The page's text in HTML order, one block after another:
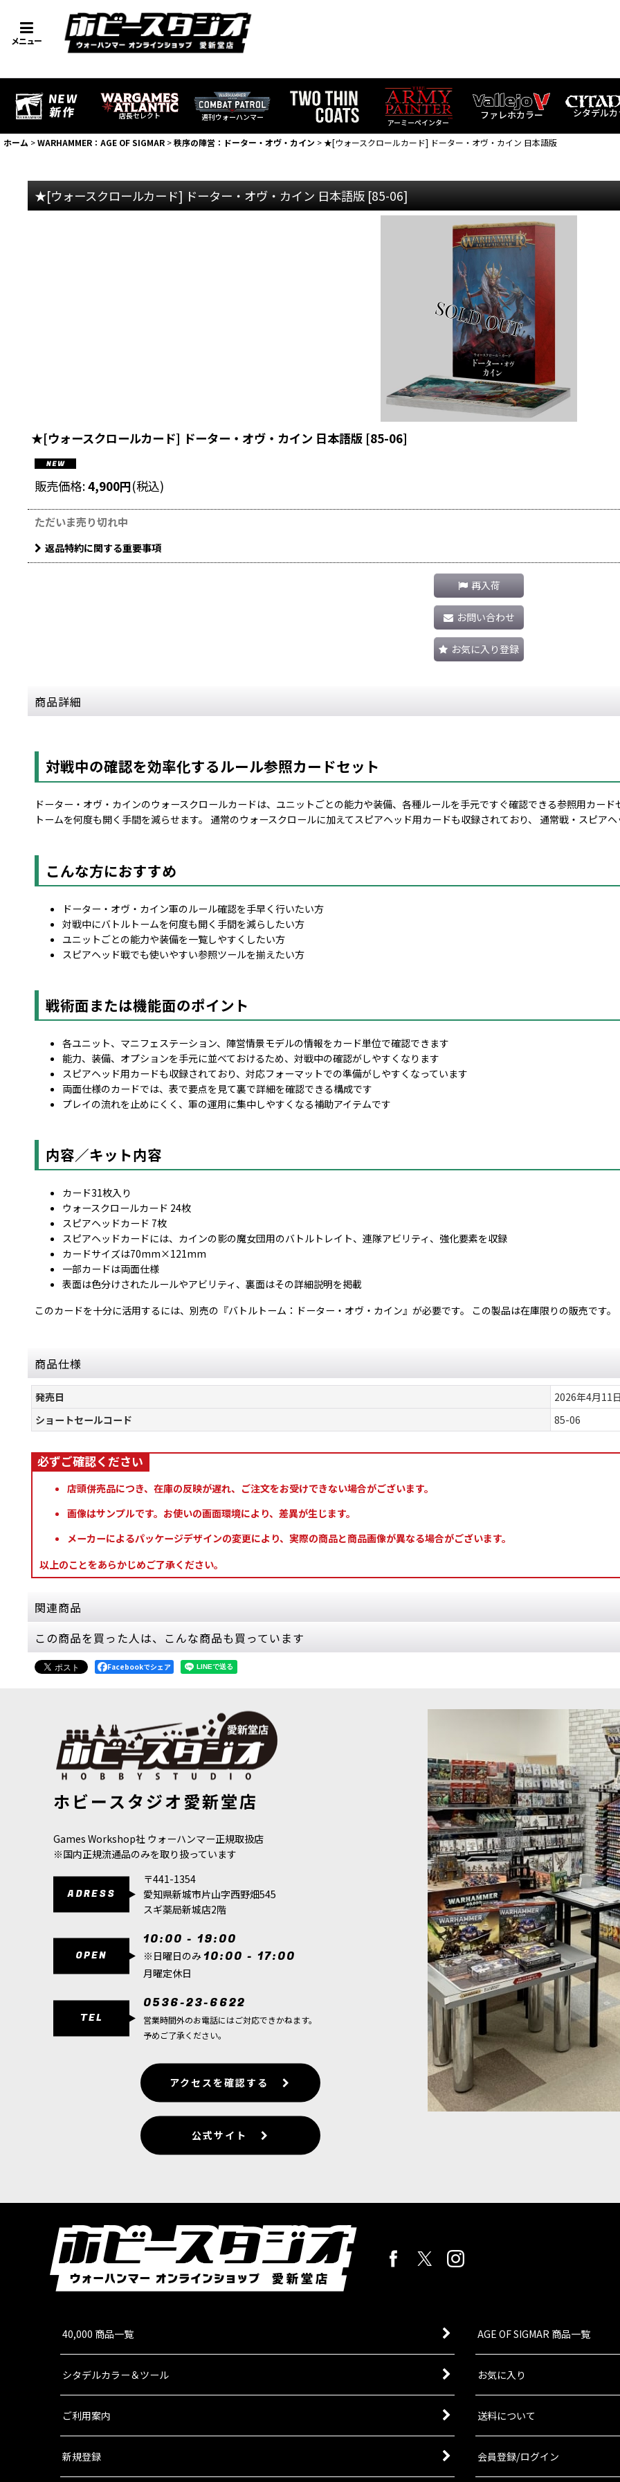
メニュー
店長セレクト 週刊ウォーハンマー
アーミーペインター
ファレホカラー シタデル
ホーム >WARHAMMER：AGE OF SIGMAR >秩序の陣営：ドーター・オヴ・カイン >★[ウォースクロールカード] ドーター・オヴ・カイン 日本語版
★[ウォースクロールカード] ドーター・オヴ・カイン 日本語版 [85-06]
★[ウォースクロールカード] ドーター・オヴ・カイン 日本語版 [85-06]
販売価格:4,900円(税込)
ただいま売り切れ中
返品特約に関する重要事項
再入荷
お問い合わせ
お気に入り登録
商品詳細
対戦中の確認を効率化するルール参照カードセット
ドーター・オヴ・カインのウォースクロールカードは、ユニットごとの能力や装備、各種ルールを手元ですぐ確認できる参照用カー
トームを何度も開く手間を減らせます。 通常のウォースクロールに加えてスピアヘッド用カードも収録されており、 通常戦・スピア
こんな方におすすめ
ドーター・オヴ・カイン軍のルール確認を手早く行いたい方
対戦中にバトルトームを何度も開く手間を減らしたい方
ユニットごとの能力や装備を一覧しやすくしたい方
スピアヘッド戦でも使いやすい参照ツールを揃えたい方
戦術面または機能面のポイント
各ユニット、マニフェステーション、陣営情景モデルの情報をカード単位で確認できます
能力、装備、オプションを手元に並べておけるため、対戦中の確認がしやすくなります
スピアヘッド用カードも収録されており、対応フォーマットでの準備がしやすくなっています
両面仕様のカードでは、表で要点を見て裏で詳細を確認できる構成です
プレイの流れを止めにくく、軍の運用に集中しやすくなる補助アイテムです
内容／キット内容
カード31枚入り
ウォースクロールカード 24枚
スピアヘッドカード 7枚
スピアヘッドカードには、カインの影の魔女団用のバトルトレイト、連隊アビリティ、強化要素を収録
カードサイズは70mm×121mm
一部カードは両面仕様
表面は色分けされたルールやアビリティ、裏面はその詳細説明を掲載
このカードを十分に活用するには、別売の『バトルトーム：ドーター・オヴ・カイン』が必要です。 この製品は在庫限りの販売です。
商品仕様
発売日
2026年4月11
ショートセールコード
85-06
店頭併売品につき、在庫の反映が遅れ、ご注文をお受けできない場合がございます。
画像はサンプルです。お使いの画面環境により、差異が生じます。
メーカーによるパッケージデザインの変更により、実際の商品と商品画像が異なる場合がございます。
以上のことをあらかじめご了承ください。
関連商品
[秩序のバトルトーム] ドーター・オヴ・カイン 日本語版
8,800円(税込)
ニットごとのウォースクロー…
[スピアヘッド] ドーター・オヴ・カイン：カインの影の魔女団
17,200 (税込)
スピアヘッド戦にそのまま投入できる実戦向けセット カインの影の魔女団は、ドーター・オヴ・カイン軍の主力ユニ
[バトルフォース] ドーター・オヴ・カイン：影生まれの魔女団
35,000 円 (税込)
中核戦力をまとめて加える大型バトルフォース 影生まれの魔女団は、ドーター・オヴ・カイン軍の主力級ユニットを
一気に強化しやすく、 これ…
[ドーター・オヴ・カイン] 名高き連隊：真紅の鞭
9,300円 (税込)
1点
機動力と制圧力を加える名高き連隊セット 真紅の鞭は、ドーター・オヴ・カインのユニットをまとめて追加できる名
[ドーター・オヴ・カイン] ブラッドハグ 85-66
接近戦を支える精鋭歩兵ユニット ブラッドハグは、ドーター・オヴ・カイン軍に白兵戦の厚みを加えたいときに役立
く、祭壇や重要地点の防衛役と…
9,900 円(税込)
1点
軍勢を支える儀式の中心となる陣営情景モデル 暗き供物の神殿は、ドーター・オヴ・カイン軍のために用意された陣
であり、ルール面では陣営ら…
1点
ゲーム「ウォーハンマー：エイジ・オヴ・シグマー」ドーター・オヴ・カインのコレクションを始めたり、アーミーの
[ドーター・オヴ・カイン] モラスィ[85-18]
22,600
魔術と策略と神秘の存在であり、カインの高位神託者、影の女王、カインの娘たちの女主人である「モラシィ」は、古
は呪文を使って美しい姿に変身するこ…
この商品を買った人は、こんな商品も買っています
円 (税込)
◆取り寄せ商品◆[ホルス・ヘレシ
デス：カラディウス・グラヴタンク[
14,100円(税込)
Facebookでシェア
ホビースタジオ愛新堂店
Games Workshop社 ウォーハンマー正規取扱店
※国内正規流通品のみを取り扱っています
ADRESS
〒441-1354
愛知県新城市片山字西野畑545
スギ薬局新城店2階
OPEN
10:00 - 19:00
※日曜日のみ 10:00 - 17:00
月曜定休日
TEL
0536-23-6622
営業時間外のお電話にはご対応できかねます。
予めご了承ください。
アクセスを確認する
公式サイト
40,000 商品一覧 AGE OF SIGMAR 商品一覧
シタデルカラー＆ツール お気に入り
ご利用案内 送料について
新規登録 会員登録/ログイン